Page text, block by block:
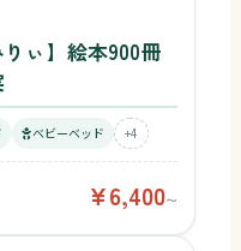
りぃ】絵本900冊
ベビーベッド +4
¥6,400〜